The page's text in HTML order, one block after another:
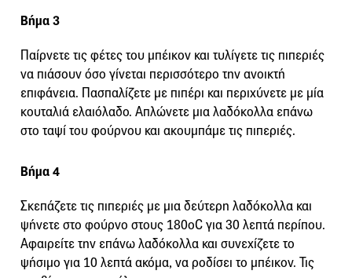
Βήμα 3
Παίρνετε τις φέτες του μπέικον και τυλίγετε τις πιπεριές
να πιάσουν όσο γίνεται περισσότερο την ανοικτή
επιφάνεια. Πασπαλίζετε με πιπέρι και περιχύνετε με μία
κουταλιά ελαιόλαδο. Απλώνετε μια λαδόκολλα επάνω
στο ταψί του φούρνου και ακουμπάμε τις πιπεριές.
Βήμα 4
Σκεπάζετε τις πιπεριές με μια δεύτερη λαδόκολλα και
ψήνετε στο φούρνο στους 180οC για 30 λεπτά περίπου.
Αφαιρείτε την επάνω λαδόκολλα και συνεχίζετε το
ψήσιμο για 10 λεπτά ακόμα, να ροδίσει το μπέικον. Τις